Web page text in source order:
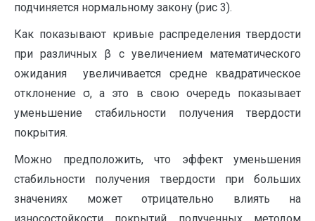
подчиняется нормальному закону (рис 3).
Как показывают кривые распределения твердости
при различных β с увеличением математического
ожидания увеличивается средне квадратическое
отклонение σ, а это в свою очередь показывает
уменьшение стабильности получения твердости
покрытия.
Можно предположить, что эффект уменьшения
стабильности получения твердости при больших
значениях может отрицательно влиять на